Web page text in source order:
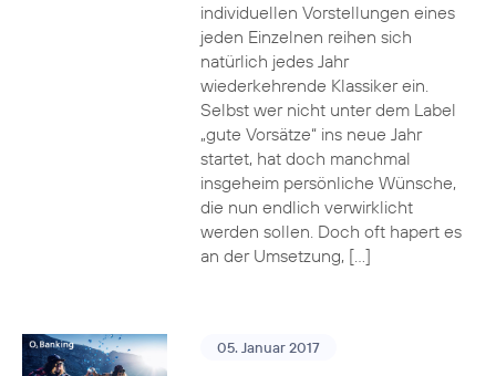
individuellen Vorstellungen eines
jeden Einzelnen reihen sich
natürlich jedes Jahr
wiederkehrende Klassiker ein.
Selbst wer nicht unter dem Label
„gute Vorsätze“ ins neue Jahr
startet, hat doch manchmal
insgeheim persönliche Wünsche,
die nun endlich verwirklicht
werden sollen. Doch oft hapert es
an der Umsetzung, […]
05. Januar 2017